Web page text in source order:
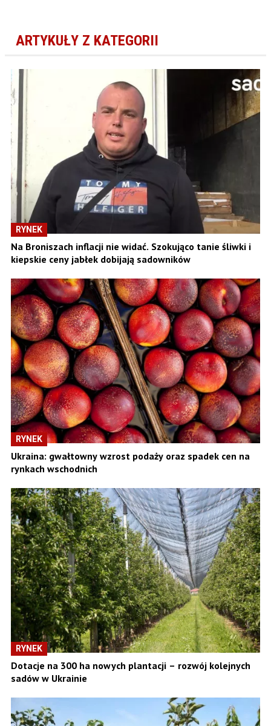
ARTYKUŁY Z KATEGORII
RYNEK
Na Broniszach inflacji nie widać. Szokująco tanie śliwki i
kiepskie ceny jabłek dobijają sadowników
RYNEK
Ukraina: gwałtowny wzrost podaży oraz spadek cen na
rynkach wschodnich
RYNEK
Dotacje na 300 ha nowych plantacji – rozwój kolejnych
sadów w Ukrainie